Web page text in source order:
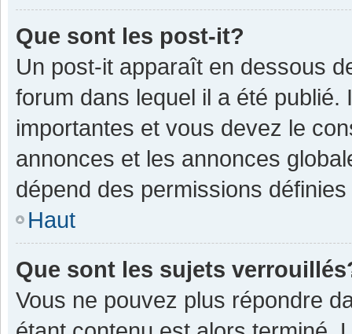
Que sont les post-it?
Un post-it apparaît en dessous
forum dans lequel il a été
importantes et vous devez le
annonces et les annonces
dépend des permissions définies
Haut
Que sont les sujets
Vous ne pouvez plus répondre